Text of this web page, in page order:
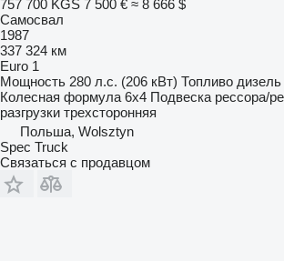
757 700 KGS 7 500 € ≈ 8 666 $
Самосвал
1987
337 324 км
Euro 1
Мощность 280 л.с. (206 кВт) Топливо дизель
Колесная формула 6x4 Подвеска рессора/
разгрузки трехсторонняя
Польша, Wolsztyn
Spec Truck
Связаться с продавцом